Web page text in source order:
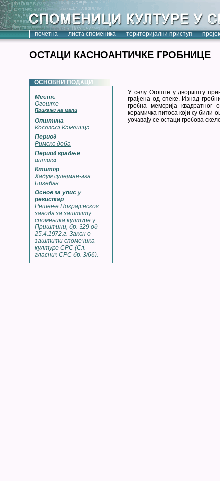
почетна листа споменика територијални приступ
ОСТАЦИ КАСНОАНТИЧКЕ ГРОБНИЦЕ
ОСНОВНИ ПОДАЦИ
Место
Огоште
Прикажи на мапи
Општина
Косовска Каменица
Период
Римско доба
Период градње
антика
Ктитор
Хадум сулејман-ага
Бизебан
Основ за упис у
регистар
Решење Покрајинског
завода за заштиту
споменика културе у
Приштини, бр. 329 од
25.4.1972.г. Закон о
заштити споменика
културе СРС (Сл.
гласник СРС бр. 3/66).
У селу Огоште у дворишту
грађена од опеке. Изнад
гробна меморија
керамичка питоса који су
уочавају се остаци гробова